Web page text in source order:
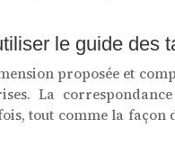
le guide des
proposée et
La
tout comme la façon